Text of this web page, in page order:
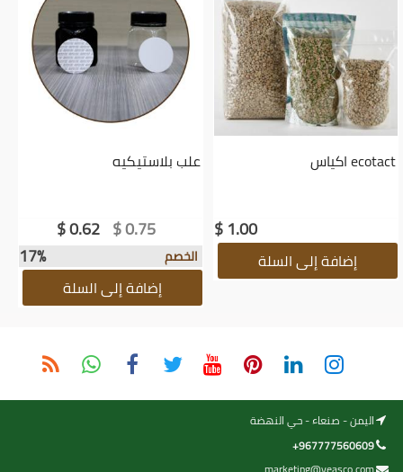
ecotact اكياس
$1.00
إضافة إلى السلة
علب بلاستيكيه
$0.75
$0.62
الخصم 17%
إضافة إلى السلة
اليمن - صنعاء - حي النهضة
+967777560609